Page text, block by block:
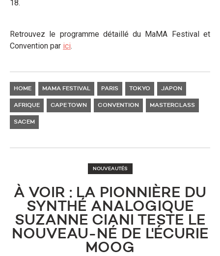
18.
Retrouvez le programme détaillé du MaMA Festival et
Convention par ici.
HOME MAMA FESTIVAL PARIS TOKYO JAPON
AFRIQUE CAPE TOWN CONVENTION MASTERCLASS
SACEM
NOUVEAUTÉS
À VOIR : LA PIONNIÈRE DU
SYNTHÉ ANALOGIQUE
SUZANNE CIANI TESTE LE
NOUVEAU-NÉ DE L'ÉCURIE
MOOG